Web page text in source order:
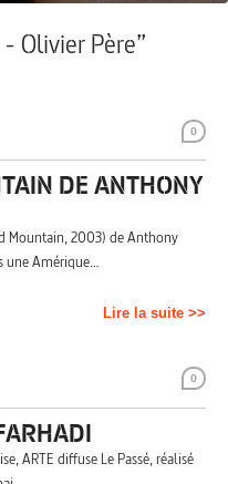
Olivier Père”
0
DE ANTHONY
Mountain, 2003) de Anthony
une Amérique…
Lire la suite >>
0
ARTE diffuse Le Passé, réalisé